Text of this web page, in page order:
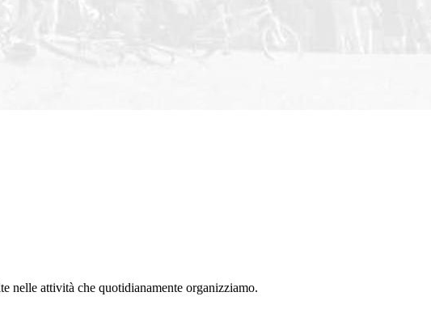
nelle attività che quotidianamente organizziamo.